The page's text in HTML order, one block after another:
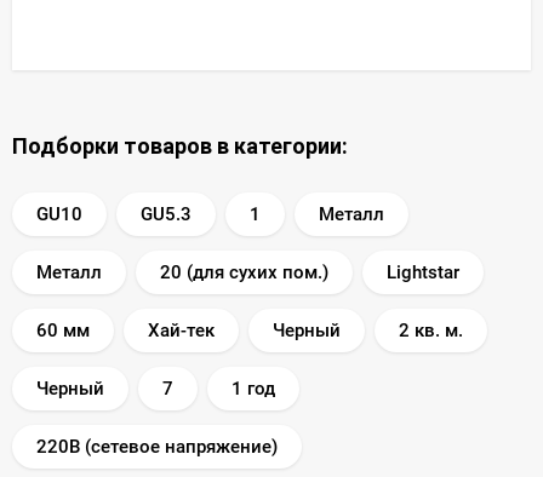
Подборки товаров в категории:
GU10 GU5.3 1 Металл
Металл 20 (для сухих пом.) Lightstar
60 мм Хай-тек Черный 2 кв. м.
Черный 7 1 год
220В (сетевое напряжение)